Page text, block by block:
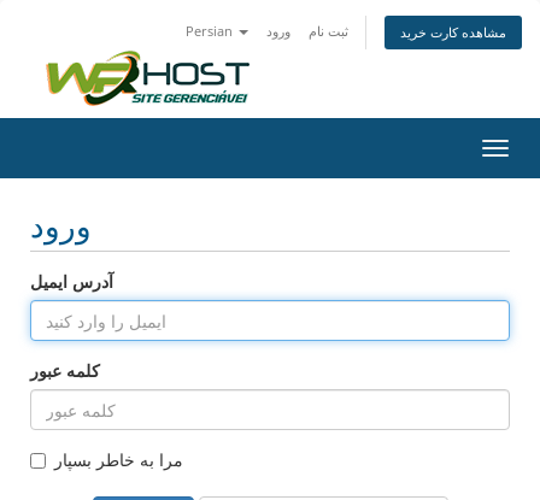
Persian ورود ثبت نام مشاهده کارت خرید
تغییر
ورود
آدرس ایمیل
کلمه عبور
مرا به خاطر بسپار